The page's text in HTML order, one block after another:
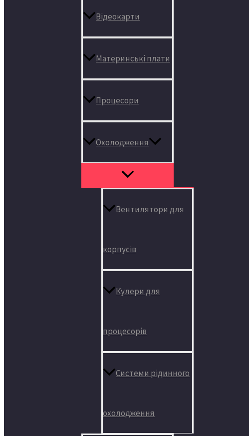
Відеокарти
Материнські плати
Процесори
Охолодження
Вентилятори для
корпусів
Кулери для
процесорів
Системи рідинного
охолодження